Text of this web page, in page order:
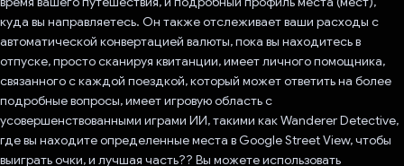
куда вы направляетесь. Он также отслеживает ваши расходы с
автоматической конвертацией валюты, пока вы находитесь в
отпуске, просто сканируя квитанции, имеет личного помощника,
связанного с каждой поездкой, который может ответить на более
подробные вопросы, имеет игровую область с
усовершенствованными играми ИИ, такими как Wanderer Detective,
где вы находите определенные места в Google Street View, чтобы
выиграть очки, и лучшая часть?? Вы можете использовать